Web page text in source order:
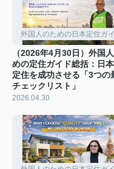
外国人のための日本定住ガ
（2026年4月30日）外国
めの定住ガイド総括：日
定住を成功させる「3つの
チェックリスト」
2026.04.30